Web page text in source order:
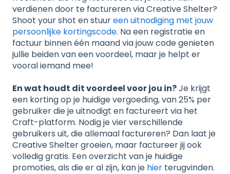
verdienen door te factureren via Creative Shelter?
Shoot your shot en stuureen uitnodiging met jouw
persoonlijke kortingscode. Na een registratie en
factuur binnen één maand via jouw code genieten
jullie beiden van een voordeel, maar je helpt er
vooral iemand mee!
En wat houdt dit voordeel voor jou in?Je krijgt
een korting op je huidige vergoeding, van 25% per
gebruiker die je uitnodigt en factureert via het
Craft-platform. Nodig je vier verschillende
gebruikers uit, die allemaal factureren? Dan laat je
Creative Shelter groeien, maar factureer jij ook
volledig gratis. Een overzicht van je huidige
promoties, als die er al zijn, kan je hier terugvinden.